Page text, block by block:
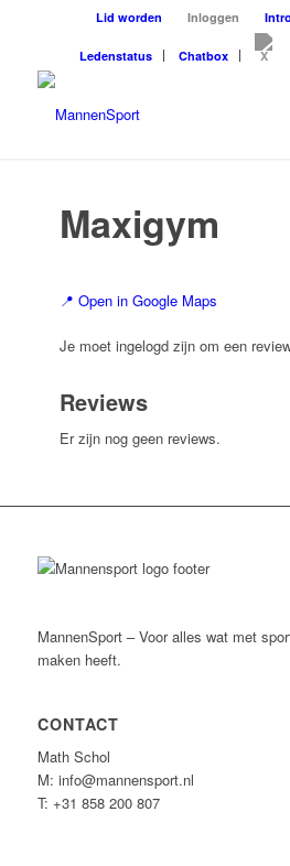
Lid worden Inloggen
Ledenstatus Chatbox
Maxigym
📍 Open in Google Maps
Je moet ingelogd zijn om een
Reviews
Er zijn nog geen reviews.
MannenSport – Voor alles wat met
maken heeft.
CONTACT
Math Schol
M: info@mannensport.nl
T: +31 858 200 807